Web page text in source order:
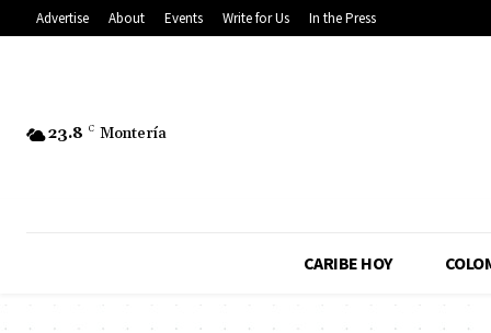
Advertise About Events Write for Us In the Press
23.8 C Montería
CARIBE HOY